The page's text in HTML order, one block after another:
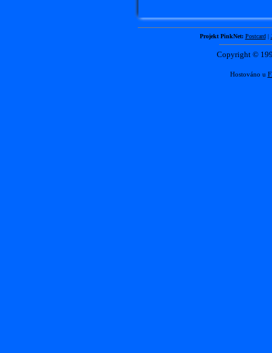
Projekt PinkNet: Postcard|
Copyright ©
Hostováno u